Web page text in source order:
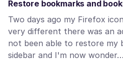
Restore bookmarks and
Two days ago my Firefox
very different there was an
not been able to restore my
sidebar and I'm now wonder…